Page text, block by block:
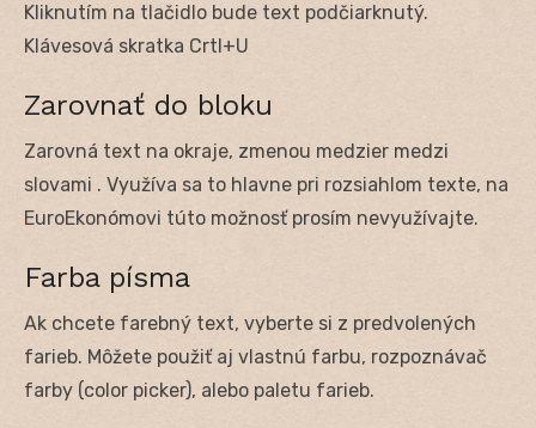
Kliknutím na tlačidlo bude text podčiarknutý.
Klávesová skratka Crtl+U
Zarovnať do bloku
Zarovná text na okraje, zmenou medzier medzi
slovami . Využíva sa to hlavne pri rozsiahlom texte, na
EuroEkonómovi túto možnosť prosím nevyužívajte.
Farba písma
Ak chcete farebný text, vyberte si z predvolených
farieb. Môžete použiť aj vlastnú farbu, rozpoznávač
farby (color picker), alebo paletu farieb.